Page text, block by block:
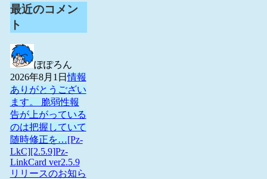
最近のコメン
ト
ぽぽろん
2026年8月1日情報
ありがとうござい
ます。 脆弱性報
告が上がっている
のは把握していて
随時修正を…[Pz-
LkC][2.5.9]Pz-
LinkCard ver2.5.9
リリースのお知ら